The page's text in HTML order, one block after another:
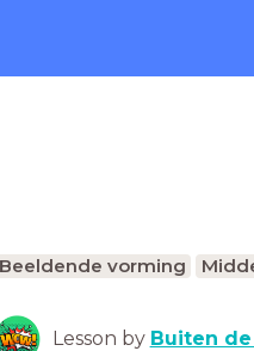
Beeldende vorming
Lesson by Buiten